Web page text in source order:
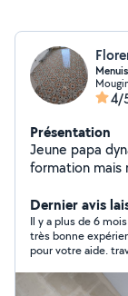
4/
Présentation
Jeune papa
formation mais
des clients
Dernier avis
Il y a plus de 6 mois
très bonne
pour votre aide.